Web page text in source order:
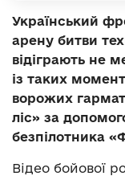
Український
арену битви
відіграють не
із таких
ворожих
ліс» за
безпілотника
Відео бойової